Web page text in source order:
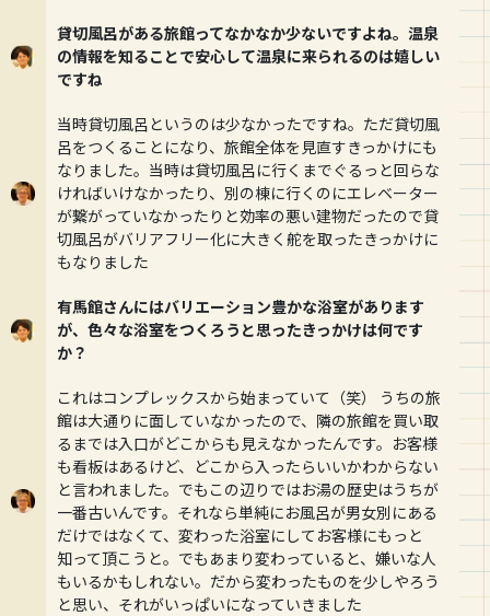
貸切風呂がある旅館ってなかなか少ないですよね。温泉
の情報を知ることで安心して温泉に来られるのは嬉しい
ですね
当時貸切風呂というのは少なかったですね。ただ貸切風
呂をつくることになり、旅館全体を見直すきっかけにも
なりました。当時は貸切風呂に行くまでぐるっと回らな
ければいけなかったり、別の棟に行くのにエレベーター
が繋がっていなかったりと効率の悪い建物だったので貸
切風呂がバリアフリー化に大きく舵を取ったきっかけに
もなりました
有馬館さんにはバリエーション豊かな浴室があります
が、色々な浴室をつくろうと思ったきっかけは何です
か？
これはコンプレックスから始まっていて（笑） うちの旅
館は大通りに面していなかったので、隣の旅館を買い取
るまでは入口がどこからも見えなかったんです。お客様
も看板はあるけど、どこから入ったらいいかわからない
と言われました。でもこの辺りではお湯の歴史はうちが
一番古いんです。それなら単純にお風呂が男女別にある
だけではなくて、変わった浴室にしてお客様にもっと
知って頂こうと。でもあまり変わっていると、嫌いな人
もいるかもしれない。だから変わったものを少しやろう
と思い、それがいっぱいになっていきました